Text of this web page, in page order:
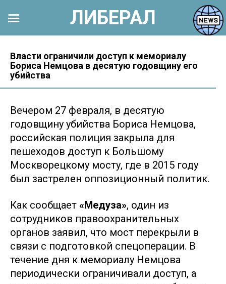
контенту
Власти ограничили доступ к мемориалу
Бориса Немцова в десятую годовщину его
убийства
Вечером 27 февраля, в десятую
годовщину убийства Бориса Немцова,
российская полиция закрыла для
пешеходов доступ к Большому
Москворецкому мосту, где в 2015 году
был застрелен оппозиционный политик.
Как сообщает «Медуза», один из
сотрудников правоохранительных
органов заявил, что мост перекрыли в
связи с подготовкой спецоперации. В
течение дня к мемориалу Немцова
периодически ограничивали доступ, а
ЛИБЕРАЛ